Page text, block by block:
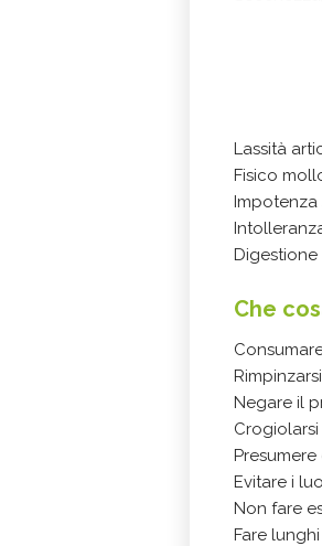
Lassità
Fisico
Impotenza
Digestione
Che
Negare il
Evitare i
Non fare
Fare